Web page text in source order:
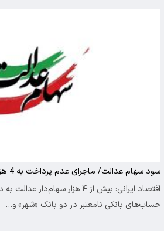
سود سهام عدالت/ ماجرای عدم پرداخت به 4 هزار نفر در دو بانک
اقتصاد ایرانی: بیش از ۴ هزار
حساب‌های بانکی نامعتبر در دو بانک «شهر» و…